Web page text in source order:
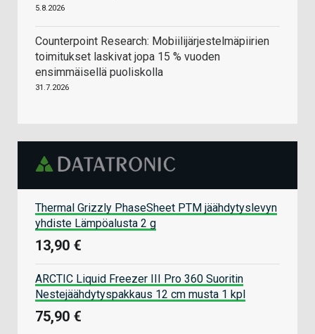
5.8.2026
Counterpoint Research: Mobiilijärjestelmäpiirien
toimitukset laskivat jopa 15 % vuoden
ensimmäisellä puoliskolla
31.7.2026
Thermal Grizzly PhaseSheet PTM jäähdytyslevyn
yhdiste Lämpöalusta 2 g
13,90 €
ARCTIC Liquid Freezer III Pro 360 Suoritin
Nestejäähdytyspakkaus 12 cm musta 1 kpl
75,90 €